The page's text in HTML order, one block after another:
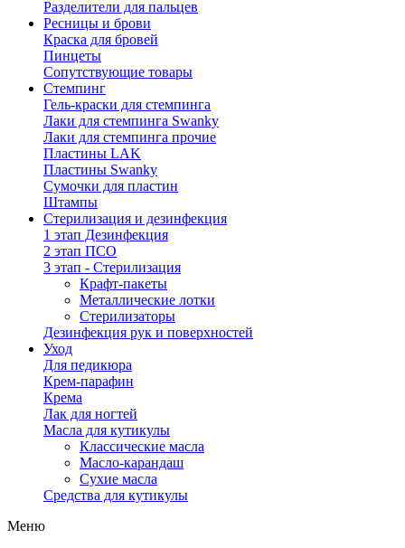
Разделители для пальцев
Ресницы и брови
Краска для бровей
Пинцеты
Сопутствующие товары
Стемпинг
Гель-краски для стемпинга
Лаки для стемпинга Swanky
Лаки для стемпинга прочие
Пластины LAK
Пластины Swanky
Сумочки для пластин
Штампы
Стерилизация и дезинфекция
1 этап Дезинфекция
2 этап ПСО
3 этап - Стерилизация
Крафт-пакеты
Металлические лотки
Стерилизаторы
Дезинфекция рук и поверхностей
Уход
Для педикюра
Крем-парафин
Крема
Лак для ногтей
Масла для кутикулы
Классические масла
Масло-карандаш
Сухие масла
Средства для кутикулы
Меню